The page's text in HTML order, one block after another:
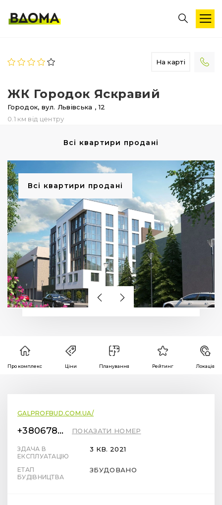
На карті
ЖК Городок Яскравий
Городок, вул. Львівська , 12
0.1 км від центру
Всі квартири продані
Всі квартири продані
Про комплекс Ціни Планування Рейтинг Локація
GALPROFBUD.COM.UA/
+380678400100 ПОКАЗАТИ НОМЕР
ЗДАЧА В
ЕКСПЛУАТАЦІЮ
3 КВ. 2021
ЕТАП
БУДІВНИЦТВА
ЗБУДОВАНО